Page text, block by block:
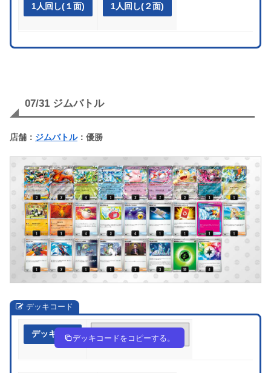
1人回し(１面) 1人回し(２面)
07/31 ジムバトル
店舗： ジムバトル：優勝
デッキコード
デッキ作成 JDG8xc-3w8AcP-cxK8DD
デッキコードをコピーする。